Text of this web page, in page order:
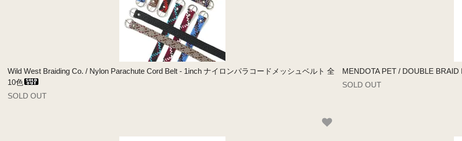
Wild West Braiding Co. / Nylon Parachute Cord Belt - 1inch ナイロンパラコードメッシュベルト 全
10色
SOLD OUT
MENDOTA PET / DOUBLE
SOLD OUT